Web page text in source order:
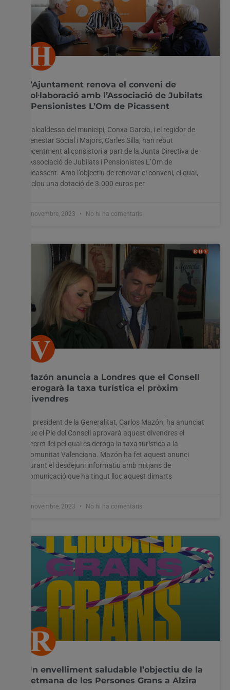
L’Ajuntament renova el conveni de
col·laboració amb l’Associació de Jubilats
i Pensionistes L’Om de Picassent
L’alcaldessa del municipi, Conxa Garcia, i el regidor de
Benestar Social i Majors, Carles Silla, han rebut
recentment al consistori a part de la Junta Directiva de
l’Associació de Jubilats i Pensionistes L’Om de
Picassent. Amb l’objectiu de renovar el conveni, el qual,
inclou una dotació de 3.000 euros per
7 novembre, 2023 No hi ha comentaris
Mazón anuncia a Londres que el Consell
derogarà la taxa turística el pròxim
divendres
El president de la Generalitat, Carlos Mazón, ha anunciat
que el Ple del Consell aprovarà aquest divendres el
decret llei pel qual es deroga la taxa turística a la
Comunitat Valenciana. Mazón ha fet aquest anunci
durant el desdejuni informatiu amb mitjans de
comunicació que ha tingut lloc aquest dimarts
7 novembre, 2023 No hi ha comentaris
Un envelliment saludable l’objectiu de la
Setmana de les Persones Grans a Alzira